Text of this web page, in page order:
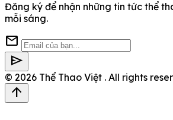
Đăng ký để nhận những tin tức thể
mỗi sáng.
mail
send
© 2026 Thể Thao Việt . All rights
arrow_upward